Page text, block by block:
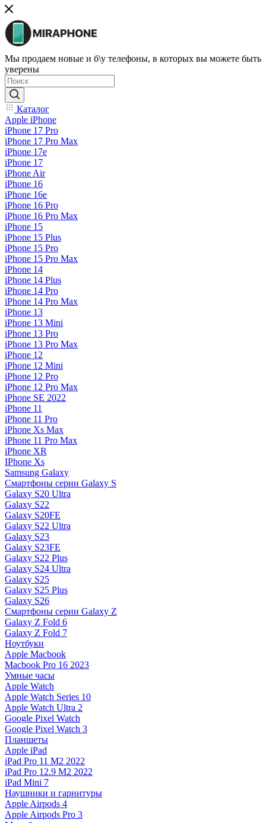
Мы продаем новые и б\у телефоны, в которых вы можете быть
уверены
Каталог
Apple iPhone
iPhone 17 Pro
iPhone 17 Pro Max
iPhone 17e
iPhone 17
iPhone Air
iPhone 16
iPhone 16e
iPhone 16 Pro
iPhone 16 Pro Max
iPhone 15
iPhone 15 Plus
iPhone 15 Pro
iPhone 15 Pro Max
iPhone 14
iPhone 14 Plus
iPhone 14 Pro
iPhone 14 Pro Max
iPhone 13
iPhone 13 Mini
iPhone 13 Pro
iPhone 13 Pro Max
iPhone 12
iPhone 12 Mini
iPhone 12 Pro
iPhone 12 Pro Max
iPhone SE 2022
iPhone 11
iPhone 11 Pro
iPhone Xs Max
iPhone 11 Pro Max
iPhone XR
IPhone Xs
Samsung Galaxy
Смартфоны серии Galaxy S
Galaxy S20 Ultra
Galaxy S22
Galaxy S20FE
Galaxy S22 Ultra
Galaxy S23
Galaxy S23FE
Galaxy S22 Plus
Galaxy S24 Ultra
Galaxy S25
Galaxy S25 Plus
Galaxy S26
Смартфоны серии Galaxy Z
Galaxy Z Fold 6
Galaxy Z Fold 7
Ноутбуки
Apple Macbook
Macbook Pro 16 2023
Умные часы
Apple Watch
Apple Watch Series 10
Apple Watch Ultra 2
Google Pixel Watch
Google Pixel Watch 3
Планшеты
Apple iPad
iPad Pro 11 M2 2022
iPad Pro 12.9 M2 2022
iPad Mini 7
Наушники и гарнитуры
Apple Airpods 4
Apple Airpods Pro 3